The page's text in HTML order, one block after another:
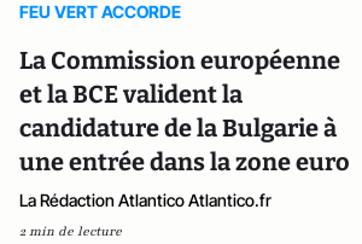
FEU VERT ACCORDE
La Commission européenne
et la BCE valident la
candidature de la Bulgarie à
une entrée dans la zone euro
La Rédaction Atlantico Atlantico.fr
2 min de lecture